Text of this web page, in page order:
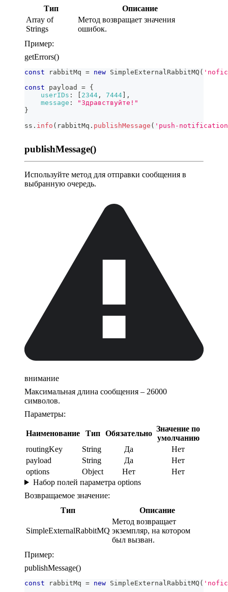
Тип
Описание
Array of
Strings
Метод возвращает значения
ошибок.
Пример:
getErrors()
const rabbitMq = new SimpleExternalRabbitMQ (
const payload = {
userIDs : 2344 , 7444
,
message :
"Здравствуйте!"
}
ss . info ( rabbitMq . publishMessage ( 'push-
publishMessage()
Используйте метод для отправки сообщения в
выбранную очередь.
внимание
Максимальная длина сообщения – 26000
символов.
Параметры:
Наименование Тип Обязательно
Значение по
умолчанию
routingKey
String Да
Нет
payload
String Да
Нет
options
Object Нет
Нет
Набор полей параметра options
Возвращаемое значение:
Тип
Описание
SimpleExternalRabbitMQ
Метод возвращает
экземпляр, на котором
был вызван.
Пример:
publishMessage()
const rabbitMq = new SimpleExternalRabbitMQ (